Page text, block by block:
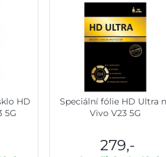
HD
5G
Speciální fólie HD Ultra
Vivo V23 5G
279,-